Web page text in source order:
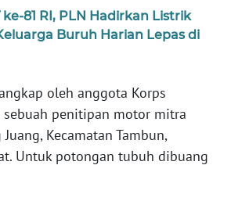
81 RI, PLN Hadirkan Listrik
Buruh Harian Lepas di
oleh anggota Korps
sebuah penitipan motor mitra
Kecamatan Tambun,
Untuk potongan tubuh dibuang